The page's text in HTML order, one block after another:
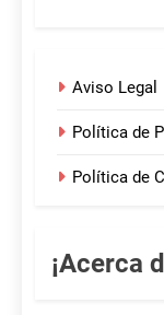
Aviso Legal
Política de
Política de
¡Acerca